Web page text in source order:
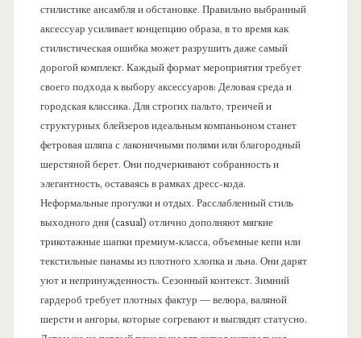
стилистике ансамбля и обстановке. Правильно выбранный
аксессуар усиливает концепцию образа, в то время как
стилистическая ошибка может разрушить даже самый
дорогой комплект. Каждый формат мероприятия требует
своего подхода к выбору аксессуаров: Деловая среда и
городская классика. Для строгих пальто, тренчей и
структурных блейзеров идеальным компаньоном станет
фетровая шляпа с лаконичными полями или благородный
шерстяной берет. Они подчеркивают собранность и
элегантность, оставаясь в рамках дресс-кода.
Неформальные прогулки и отдых. Расслабленный стиль
выходного дня (casual) отлично дополняют мягкие
трикотажные шапки премиум-класса, объемные кепи или
текстильные панамы из плотного хлопка и льна. Они дарят
уют и непринужденность. Сезонный контекст. Зимний
гардероб требует плотных фактур — велюра, валяной
шерсти и ангоры, которые согревают и выглядят статусно.